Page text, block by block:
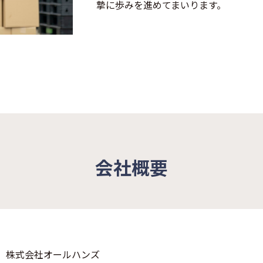
摯に歩みを進めてまいります。
会社概要
株式会社オールハンズ